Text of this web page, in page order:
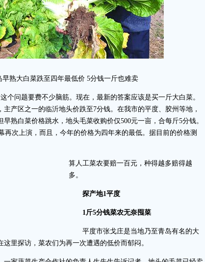
早熟大白菜跌至四年最低价 5分钱一斤也难卖
问题要费不少脑筋。现在，最新的答案应该是买一斤大白菜。
产区之一的临沂地头价跌至7分钱。在我市的平度、胶州等地，
熟白菜价格跳水，地头毛菜收购价仅500元一亩，合每斤5分钱。
再次上演，而且，今年的价格为四年来的最低。据目前的价格测
算人工菜农要赔一百元，种得越多赔得越
多。
探产地1平度
1斤5分钱菜农无奈囤菜
平度市张戈庄是当地乃至青岛有名的大
里探访，菜农们为再一次遭遇的低价而郁闷。